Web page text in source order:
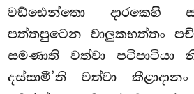
වඩ්ඪෙන්තො දාරකෙහි
පත්තපුටෙන වාලුකභත්තං
සමණාති වත්වා පටිපාටියා
දස්සාමී’ති වත්වා